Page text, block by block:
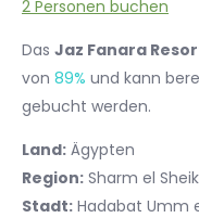
Das Jaz Fanara
von 89% und kann
gebucht werden.
Land: Ägypten
Region: Sharm el
Stadt: Hadabat Umm